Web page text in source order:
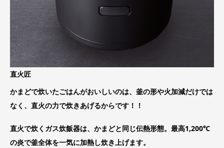
直火匠
かまどで炊いたごはんがおいしいのは、釜の形や火加減だけでは
なく、直火の力で炊きあげるからです！！
直火で炊くガス炊飯器は、かまどと同じ伝熱形態。最高1,200℃
の炎で釜全体を一気に加熱し炊き上げます。